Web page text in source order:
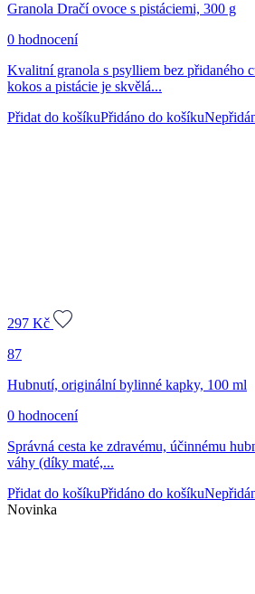
Granola Dračí ovoce s pistáciemi, 300 g
0 hodnocení
Kvalitní granola s psylliem bez přidaného
kokos a pistácie je skvělá...
Přidat do košíkuPřidáno do košíku
297 Kč
87
Hubnutí, originální bylinné kapky, 100 ml
0 hodnocení
Správná cesta ke zdravému, účinnému
váhy (díky maté,...
Přidat do košíkuPřidáno do košíku
Novinka